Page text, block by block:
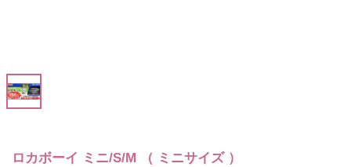
ロカボーイ ミニ/S/M （ ミニサイズ ）